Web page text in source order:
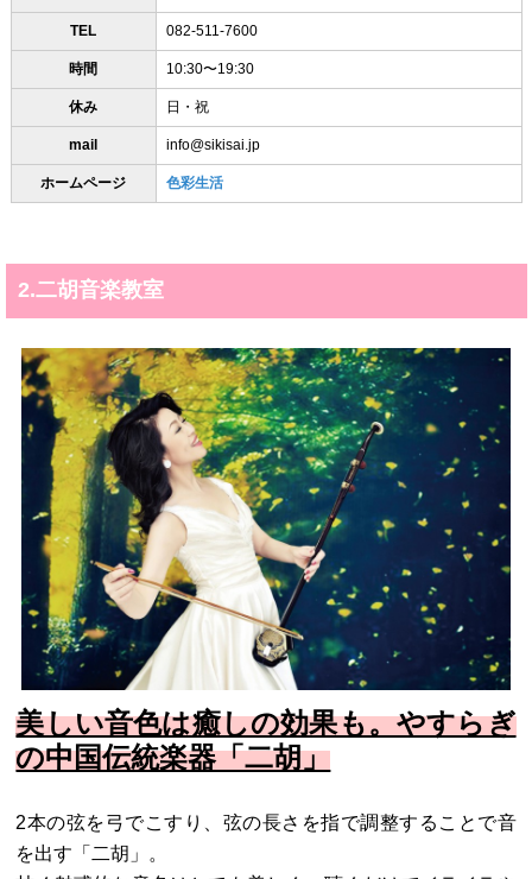
TEL 082-511-7600
時間 10:30〜19:30
休み 日・祝
mail info@sikisai.jp
ホームページ 色彩生活
2.二胡音楽教室
美しい音色は癒しの効果も。やすらぎ
の中国伝統楽器「二胡」
2本の弦を弓でこすり、弦の長さを指で調整することで音
を出す「二胡」。